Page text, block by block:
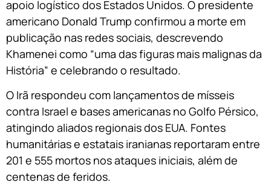
apoio logístico dos Estados Unidos. O presidente
americano Donald Trump confirmou a morte em
publicação nas redes sociais, descrevendo
Khamenei como “uma das figuras mais malignas da
História” e celebrando o resultado.
O Irã respondeu com lançamentos de mísseis
contra Israel e bases americanas no Golfo Pérsico,
atingindo aliados regionais dos EUA. Fontes
humanitárias e estatais iranianas reportaram entre
201 e 555 mortos nos ataques iniciais, além de
centenas de feridos.